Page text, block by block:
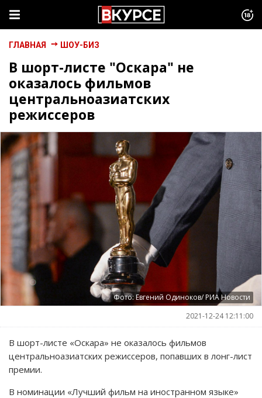
ГЛАВНАЯ ШОУ-БИЗ
В шорт-листе "Оскара" не
оказалось фильмов
центральноазиатских
режиссеров
Фото: Евгений Одиноков/ РИА Новости
2021-12-24 12:11:00
В шорт-листе «Оскара» не оказалось фильмов
центральноазиатских режиссеров, попавших в лонг-лист
премии.
В номинации «Лучший фильм на иностранном языке»